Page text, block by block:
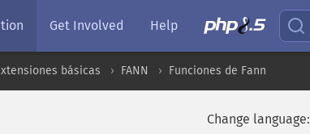
Get Involved Help
básicas FANN Funciones de Fann
Change language: